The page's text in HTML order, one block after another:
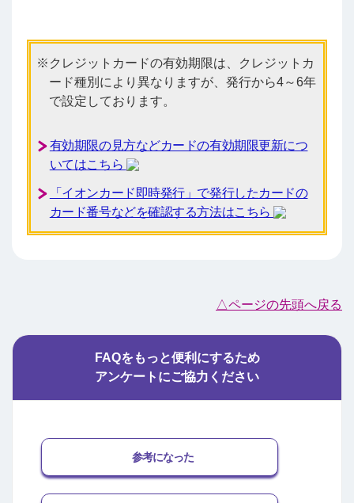
クレジットカードの有効期限は、クレジットカ
ード種別により異なりますが、発行から4～6年
で設定しております。
有効期限の見方などカードの有効期限更新につ
いてはこちら
「イオンカード即時発行」で発行したカードの
カード番号などを確認する方法はこちら
△ページの先頭へ戻る
FAQをもっと便利にするため
アンケートにご協力ください
参考になった